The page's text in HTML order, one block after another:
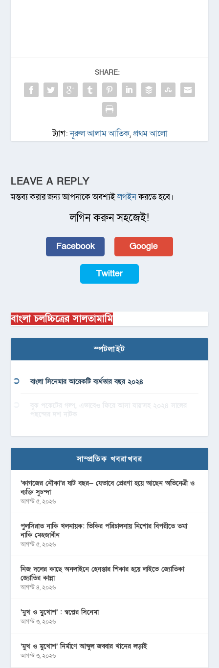
SHARE:
ট্যাগ:নূরুল আলাম আতিক,প্রথম আলো
LEAVE A REPLY
মন্তব্য করার জন্য আপনাকে অবশ্যইলগইনকরতে হবে।
লগিন করুন সহজেই!
Facebook Google
Twitter
বাংলা চলচ্চিত্রের সালতামামি
স্পটলাইট
বাংলা সিনেমার আরেকটি ব্যর্থতার বছর ২০২৪
সাম্প্রতিক খবরাখবর
‘কাগজের নৌকা’র ষাট বছর— যেভাবে প্রেরণা হয়ে আছেন অভিনেত্রী ও
ব্যক্তি সুচন্দা
আগস্ট ৫, ২০২৬
পুলসিরাত নাকি খলনায়ক: ভিকির পরিচালনায় নিশোর বিপরীতে তমা
নাকি মেহজাবীন
আগস্ট ৫, ২০২৬
নিজ দলের কাছে অনলাইনে হেনস্তার শিকার হয়ে লাইভে জ্যোতিকা
জ্যোতির কান্না
আগস্ট ৪, ২০২৬
‘মুখ ও মু্খোশ’ : স্বপ্নের সিনেমা
আগস্ট ৩, ২০২৬
‘মুখ ও মুখোশ’ নির্মাণে আব্দুল জব্বার খানের লড়াই
আগস্ট ৩, ২০২৬